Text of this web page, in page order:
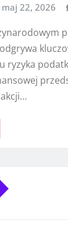
maj 22, 2026
ryzyka